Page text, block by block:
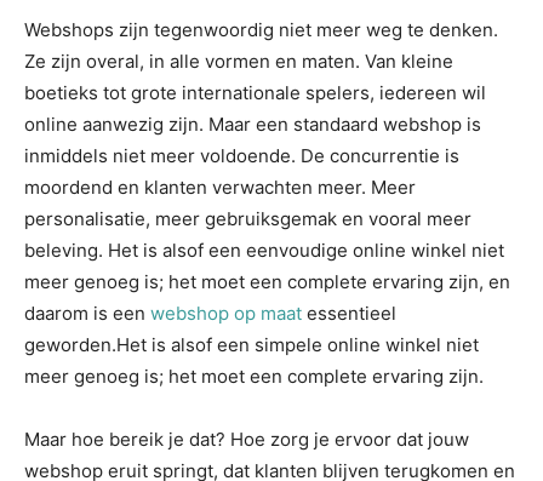
Webshops zijn tegenwoordig niet meer weg te denken.
Ze zijn overal, in alle vormen en maten. Van kleine
boetieks tot grote internationale spelers, iedereen wil
online aanwezig zijn. Maar een standaard webshop is
inmiddels niet meer voldoende. De concurrentie is
moordend en klanten verwachten meer. Meer
personalisatie, meer gebruiksgemak en vooral meer
beleving. Het is alsof een eenvoudige online winkel niet
meer genoeg is; het moet een complete ervaring zijn, en
daarom is een webshop op maat essentieel
geworden.Het is alsof een simpele online winkel niet
meer genoeg is; het moet een complete ervaring zijn.
Maar hoe bereik je dat? Hoe zorg je ervoor dat jouw
webshop eruit springt, dat klanten blijven terugkomen en